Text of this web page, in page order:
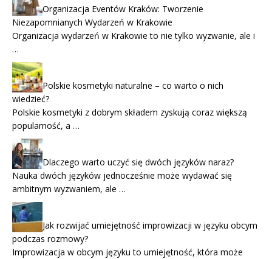
Organizacja Eventów Kraków: Tworzenie
Niezapomnianych Wydarzeń w Krakowie
Organizacja wydarzeń w Krakowie to nie tylko wyzwanie, ale i
…
Polskie kosmetyki naturalne – co warto o nich
wiedzieć?
Polskie kosmetyki z dobrym składem zyskują coraz większą
popularność, a …
Dlaczego warto uczyć się dwóch języków naraz?
Nauka dwóch języków jednocześnie może wydawać się
ambitnym wyzwaniem, ale …
Jak rozwijać umiejętność improwizacji w języku obcym
podczas rozmowy?
Improwizacja w obcym języku to umiejętność, która może